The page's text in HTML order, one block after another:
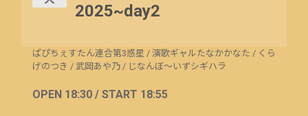
2025~day2
ぱぴちぇすたん連合第3惑星 / 演歌ギャルたなかかなた / くら
げのつき / 武岡あや乃 / じなんぼ～いずシギハラ
OPEN 18:30 / START 18:55